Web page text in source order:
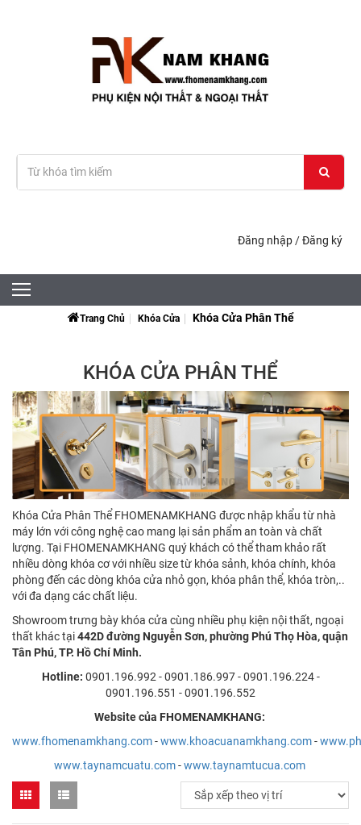
Đăng nhập /Đăng ký
Trang Chủ Khóa Cửa Khóa Cửa Phân Thể
KHÓA CỬA PHÂN THỂ
Khóa Cửa Phân Thể FHOMENAMKHANG được nhập khẩu từ nhà
máy lớn với công nghệ cao mang lại sản phẩm an toàn và chất
lượng. Tại FHOMENAMKHANG quý khách có thể tham khảo rất
nhiều dòng khóa cơ với nhiều size từ khóa sảnh, khóa chính, khóa
phòng đến các dòng khóa cửa nhỏ gọn, khóa phân thể, khóa tròn,..
với đa dạng các chất liệu.
Showroom trưng bày khóa cửa cùng nhiều phụ kiện nội thất, ngoại
thất khác tại442D đường Nguyễn Sơn, phường Phú Thọ Hòa, quận
Tân Phú, TP. Hồ Chí Minh.
Hotline: 0901.196.992 - 0901.186.997 - 0901.196.224 -
0901.196.551 - 0901.196.552
Website của FHOMENAMKHANG:
www.fhomenamkhang.com-www.khoacuanamkhang.com-
www.taynamcuatu.com-www.taynamtucua.com